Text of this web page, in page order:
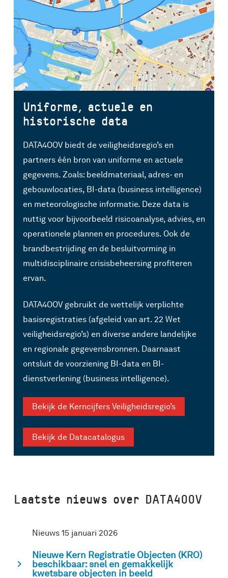
Uniforme, actuele en
historische data
DATA4OOV biedt de veiligheidsregio’s en
partners één bron van uniforme en actuele
gegevens. Zoals: beeldmateriaal, adres- en
gebouwlocaties, BI-data (business intelligence)
en meteorologische informatie. Deze data is
nuttig voor bijvoorbeeld risicoanalyse, advies, en
operationele plannen en procedures. Ook de
brandbestrijding en de besluitvorming in
multidisciplinaire crisisbeheersing profiteren
ervan.
DATA4OOV gebruikt de wettelijk verplichte
basisregistraties (afgeleid van art. 22 Wet
veiligheidsregio’s) en diverse andere landelijke
en regionale gegevensbronnen. Daarnaast
ontsluit de voorziening BI-data en BI-
dienstverlening (business intelligence).
Bekijk de Kerncijfers Veiligheidsregio’s
Bekijk de Datacatalogus
Laatste nieuws over DATA4OOV
chevron_right
Nieuwe Kern Registratie Objecten (KRO)
beschikbaar: snel en gemakkelijk
kwetsbare objecten in beeld
Nieuws 15 januari 2026